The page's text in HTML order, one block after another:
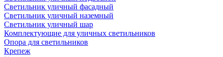
Светильник уличный фасадный
Светильник уличный наземный
Cветильник уличный шар
Комплектующие для уличных светильников
Опора для светильников
Крепеж